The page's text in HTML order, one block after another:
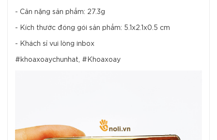
- Cân nặng sản phẩm: 27.3g
- Kích thước đóng gói sản phẩm: 5.1x2.1x0.5 cm
- Khách sỉ vui lòng inbox
#khoaxoaychunhat, #Khoaxoay